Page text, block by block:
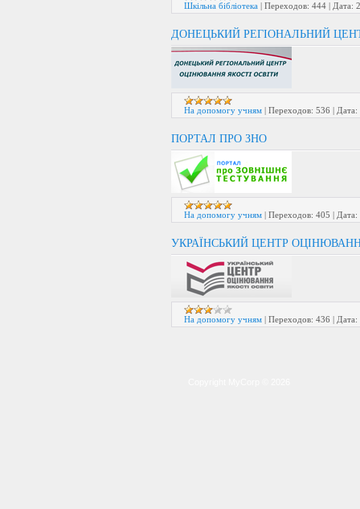
Шкільна бібліотека Переходов: 444 Дата:
ДОНЕЦЬКИЙ РЕГІОНАЛЬНИЙ
На допомогу учням Переходов: 536 Дата:
ПОРТАЛ ПРО ЗНО
На допомогу учням Переходов: 405 Дата:
УКРАЇНСЬКИЙ ЦЕНТР
На допомогу учням Переходов: 436 Дата: